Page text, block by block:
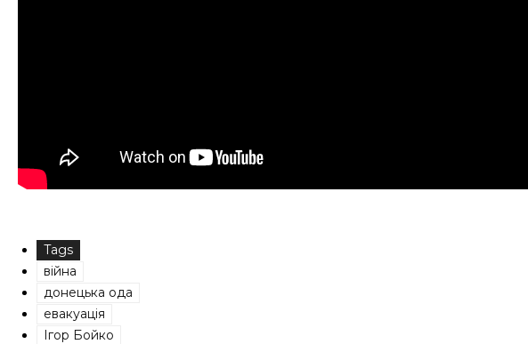
Tags
війна
донецька ода
евакуація
Ігор Бойко